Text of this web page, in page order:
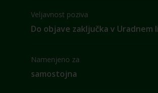
Veljavnost poziva
Do objave zaključka v Uradnem
Namenjeno za
samostojna